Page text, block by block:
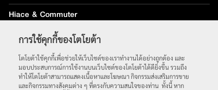
Hiace & Commuter
หน้าหลัก
การใช้คุกกี้ของโตโยต้า
โตโยต้าใช้คุกกี้เพื่อช่วยให้เว็บไซต์ของเราทำงานได้อย่างถูกต้อง และ
มอบประสบการณ์การใช้งานบนเว็บไซต์ของโตโยต้าได้ดียิ่งขึ้น รวมถึง
ทำให้โตโยต้าสามารถแสดงเนื้อหาและโฆษณา กิจกรรมส่งเสริมการขาย
และกิจกรรมทางสังคมต่าง ๆ ที่ตรงกับความสนใจของท่าน ทั้งนี้ หาก